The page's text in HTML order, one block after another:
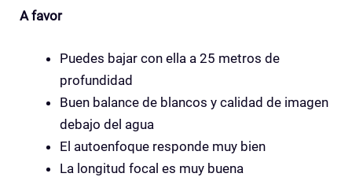
A favor
Puedes bajar con ella a 25 metros de
profundidad
Buen balance de blancos y calidad de imagen
debajo del agua
El autoenfoque responde muy bien
La longitud focal es muy buena